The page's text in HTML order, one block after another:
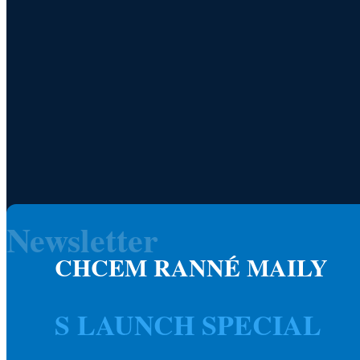
CHCEM RANNÉ MAILY
S LAUNCH SPECIAL
Newsletter